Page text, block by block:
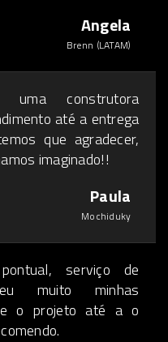
Angela
Brenn (LATAM)
construtora
até a entrega
que agradecer,
imaginado!!
Paula
Mochiduky
serviço de
muito minhas
o projeto até a o